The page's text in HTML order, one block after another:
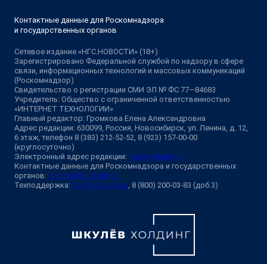
Контактные данные для Роскомнадзора
и государственных органов
Сетевое издание «НГС.НОВОСТИ» (18+)
Зарегистрировано Федеральной службой по надзору в сфере
связи, информационных технологий и массовых коммуникаций
(Роскомнадзор)
Свидетельство о регистрации СМИ ЭЛ № ФС 77—84683
Учредитель: Общество с ограниченной ответственностью
«ИНТЕРНЕТ ТЕХНОЛОГИИ»
Главный редактор: Громкова Елена Александровна
Адрес редакции: 630099, Россия, Новосибирск, ул. Ленина, д. 12,
6 этаж, телефон 8 (383) 212-52-52, 8 (923) 157-00-00
(круглосуточно)
Электронный адрес редакции: ngs@shkulev.ru
Контактные данные для Роскомнадзора и государственных
органов: juristnsk@shkulev.ru
Техподдержка: help@shkulev.ru , 8 (800) 200-03-83 (доб.3)